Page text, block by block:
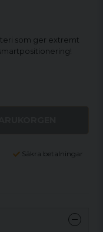
som ger extremt
Säkra betalningar